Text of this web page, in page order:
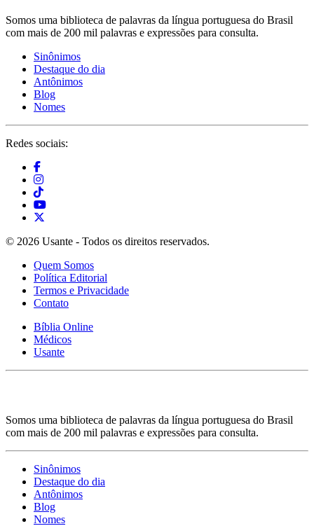
Somos uma biblioteca de palavras da língua portuguesa do Brasil
com mais de 200 mil palavras e expressões para consulta.
Sinônimos
Destaque do dia
Antônimos
Blog
Nomes
Redes sociais:
© 2026 Usante - Todos os direitos reservados.
Quem Somos
Política Editorial
Termos e Privacidade
Contato
Bíblia Online
Médicos
Usante
Somos uma biblioteca de palavras da língua portuguesa do Brasil
com mais de 200 mil palavras e expressões para consulta.
Sinônimos
Destaque do dia
Antônimos
Blog
Nomes